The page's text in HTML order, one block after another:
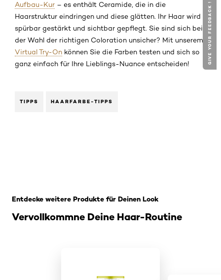
Aufbau-Kur – es enthält Ceramide, die in die
Haarstruktur eindringen und diese glätten. Ihr Haar wird
spürbar gestärkt und sichtbar gepflegt. Sie sind sich bei
der Wahl der richtigen Coloration unsicher? Mit unserem
Virtual Try-On können Sie die Farben testen und sich so
ganz einfach für Ihre Lieblings-Nuance entscheiden!
TIPPS HAARFARBE-TIPPS
Vervollkommne Deine Haar-Routine
Entdecke weitere Produkte für Deinen Look
GIVE YOUR FEEDBACK !